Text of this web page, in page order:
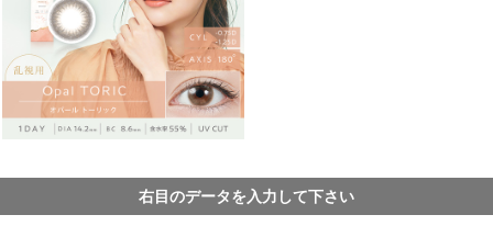
右目のデータを入力して下さい